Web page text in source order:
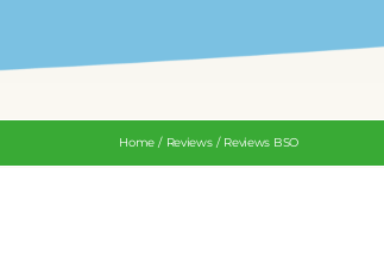
Home Reviews Reviews BSO